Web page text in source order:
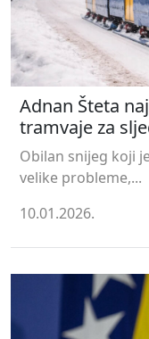
Adnan Šteta
tramvaje za
Obilan snijeg koji
velike probleme,...
10.01.2026.